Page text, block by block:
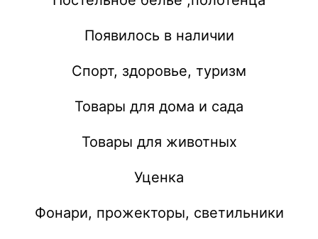
Появилось в наличии
Спорт, здоровье, туризм
Товары для дома и сада
Товары для животных
Уценка
Фонари, прожекторы, светильники